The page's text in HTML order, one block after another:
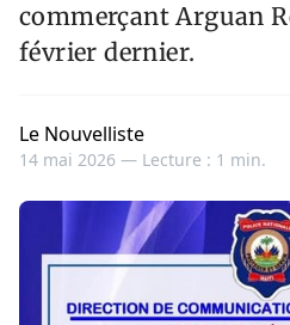
commerçant Arguan
février dernier.
Le Nouvelliste
14 mai 2026 — Lecture : 1 min.